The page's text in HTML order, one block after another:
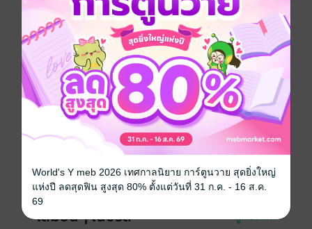
ซึ่ง ณ ที่นั้นเอง บาปและความทรงจำที่เหล่าเพื่อนเก่า
เก็บงำเอาไว้ก็ได้เผยออกมาจนได้…?
การ์ตูนญี่ปุ่น ดรามา โรแมนติก ลึกลับ
ซีรีส์ ไขปริศนาคำสาปฤดูใบไม้ผลิ
ประเภทไฟล์ pdf
ความยาว 196 หน้า
เล่มอื่นๆ ในซีรีส์
World's Y meb 2026 เทศกาลนิยาย การ์ตูนวาย สุดยิ่งใหญ่
แห่งปี ลดสุดฟิน สูงสุด 80% ตั้งแต่วันที่ 31 ก.ค. - 16 ส.ค.
69